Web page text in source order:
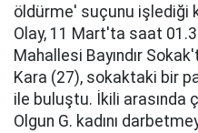
öldürme' suçunu işlediği
Olay, 11 Mart'ta saat
Mahallesi Bayındır
Kara (27), sokaktaki bir
ile buluştu. İkili arasında
Olgun G. kadını